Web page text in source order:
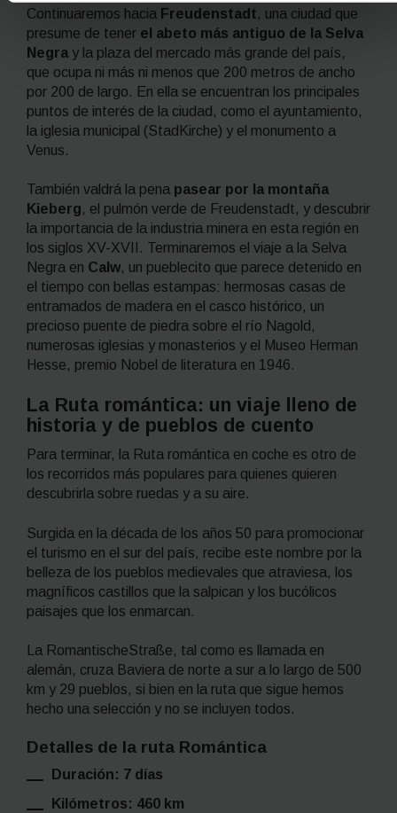
Continuaremos hacia Freudenstadt, una ciudad que
presume de tener el abeto más antiguo de la Selva
Negra y la plaza del mercado más grande del país,
que ocupa ni más ni menos que 200 metros de ancho
por 200 de largo. En ella se encuentran los principales
puntos de interés de la ciudad, como el ayuntamiento,
la iglesia municipal (StadKirche) y el monumento a
Venus.
También valdrá la pena pasear por la montaña
Kieberg, el pulmón verde de Freudenstadt, y descubrir
la importancia de la industria minera en esta región en
los siglos XV-XVII. Terminaremos el viaje a la Selva
Negra en Calw, un pueblecito que parece detenido en
el tiempo con bellas estampas: hermosas casas de
entramados de madera en el casco histórico, un
precioso puente de piedra sobre el río Nagold,
numerosas iglesias y monasterios y el Museo Herman
Hesse, premio Nobel de literatura en 1946.
La Ruta romántica: un viaje lleno de
historia y de pueblos de cuento
Para terminar, la Ruta romántica en coche es otro de
los recorridos más populares para quienes quieren
descubrirla sobre ruedas y a su aire.
Surgida en la década de los años 50 para promocionar
el turismo en el sur del país, recibe este nombre por la
belleza de los pueblos medievales que atraviesa, los
magníficos castillos que la salpican y los bucólicos
paisajes que los enmarcan.
La RomantischeStraße, tal como es llamada en
alemán, cruza Baviera de norte a sur a lo largo de 500
km y 29 pueblos, si bien en la ruta que sigue hemos
hecho una selección y no se incluyen todos.
Detalles de la ruta Romántica
Duración: 7 días
Kilómetros: 460 km